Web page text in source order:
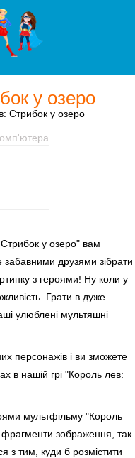
у озеро
Стрибок у озеро
у озеро" вам
друзями зібрати
з героями! Ну коли у
Грати в дуже
улюблені мультяшні
персонажів і ви зможете
в нашій грі "Король лев:
мультфільму "Король
зображення, так
з тим, куди б розмістити